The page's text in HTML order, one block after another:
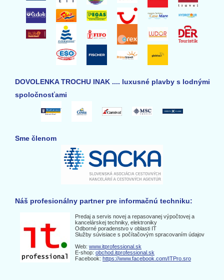
DOVOLENKA TROCHU INAK .... luxusné plavby s lodnými
spoločnosťami
Sme členom
Náš profesionálny partner pre informačnú techniku:
Predaj a servis novej a repasovanej výpočtovej a
kancelárskej techniky, elektroniky
Odborné poradenstvo v oblasti IT
Služby súvisiace s počítačovým spracovaním údajov
Web: www.itprofessional.sk
E-shop: obchod.itprofessional.sk
Facebook: https://www.facebook.com/ITPro.sro